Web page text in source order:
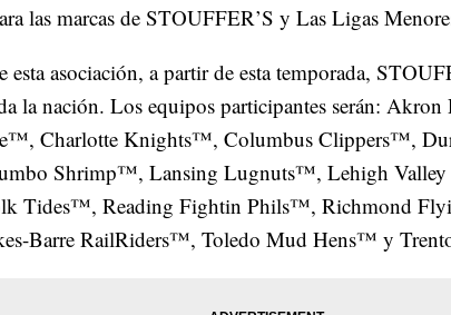
las marcas de STOUFFER’S y Las Ligas
esta asociación, a partir de esta temporada,
la nación. Los equipos participantes serán:
Charlotte Knights™, Columbus Clippers™,
Shrimp™, Lansing Lugnuts™, Lehigh
Tides™, Reading Fightin Phils™, Richmond
Barre RailRiders™, Toledo Mud Hens™ y